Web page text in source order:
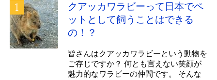
クアッカワラビーって日本でペ
ットとして飼うことはできる
の！？
皆さんはクアッカワラビーという動物を
ご存じですか？ 何とも言えない笑顔が
魅力的なワラビーの仲間です。 そんな